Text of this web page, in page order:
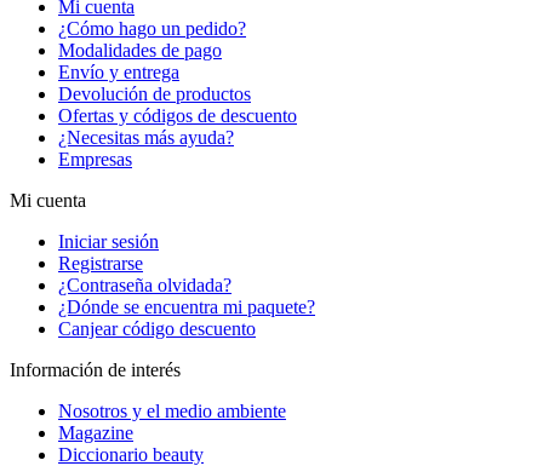
Mi cuenta
¿Cómo hago un pedido?
Modalidades de pago
Envío y entrega
Devolución de productos
Ofertas y códigos de descuento
¿Necesitas más ayuda?
Empresas
Mi cuenta
Iniciar sesión
Registrarse
¿Contraseña olvidada?
¿Dónde se encuentra mi paquete?
Canjear código descuento
Información de interés
Nosotros y el medio ambiente
Magazine
Diccionario beauty